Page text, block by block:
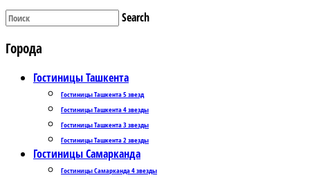
Search
Города
Гостиницы Ташкента
Гостиницы Ташкента 5 звезд
Гостиницы Ташкента 4 звезды
Гостиницы Ташкента 3 звезды
Гостиницы Ташкента 2 звезды
Гостиницы Самарканда
Гостиницы Самарканда 4 звезды